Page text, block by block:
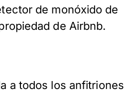
de monóxido de
de Airbnb.
a todos los anfitriones